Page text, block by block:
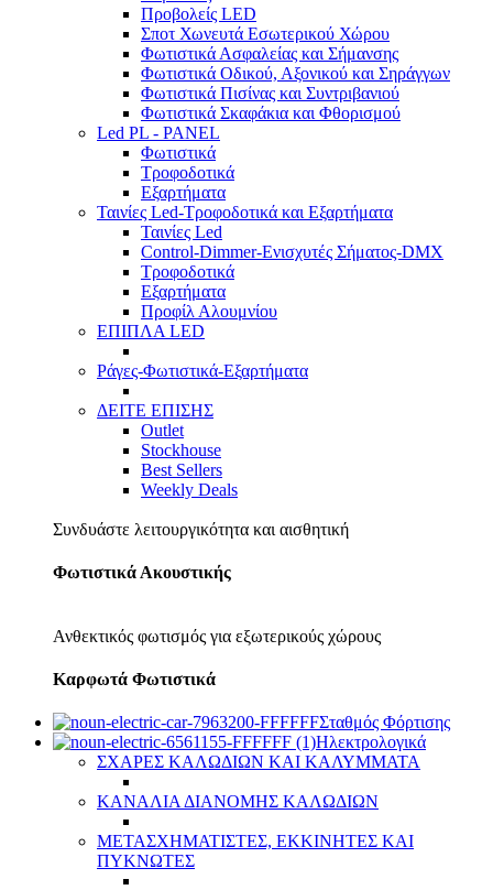
Προβολείς LED
Σποτ Χωνευτά Εσωτερικού Χώρου
Φωτιστικά Ασφαλείας και Σήμανσης
Φωτιστικά Οδικού, Αξονικού και Σηράγγων
Φωτιστικά Πισίνας και Συντριβανιού
Φωτιστικά Σκαφάκια και Φθορισμού
Led PL - PANEL
Φωτιστικά
Τροφοδοτικά
Εξαρτήματα
Ταινίες Led-Τροφοδοτικά και Εξαρτήματα
Ταινίες Led
Control-Dimmer-Ενισχυτές Σήματος-DMX
Τροφοδοτικά
Εξαρτήματα
Προφίλ Αλουμνίου
ΕΠΙΠΛΑ LED
Ράγες-Φωτιστικά-Εξαρτήματα
ΔΕΙΤΕ ΕΠΙΣΗΣ
Outlet
Stockhouse
Best Sellers
Weekly Deals
Συνδυάστε λειτουργικότητα και αισθητική
Φωτιστικά Ακουστικής
Ανθεκτικός φωτισμός για εξωτερικούς χώρους
Καρφωτά Φωτιστικά
Σταθμός Φόρτισης
Ηλεκτρολογικά
ΣΧΑΡΕΣ ΚΑΛΩΔΙΩΝ ΚΑΙ ΚΑΛΥΜΜΑΤΑ
ΚΑΝΑΛΙΑ ΔΙΑΝΟΜΗΣ ΚΑΛΩΔΙΩΝ
ΜΕΤΑΣΧΗΜΑΤΙΣΤΕΣ, ΕΚΚΙΝΗΤΕΣ ΚΑΙ
ΠΥΚΝΩΤΕΣ